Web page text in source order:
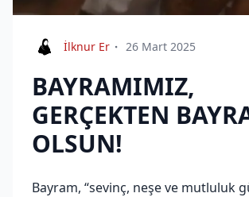
İlknur Er 26 Mart 2025
BAYRAMIMIZ,
GERÇEKTEN
OLSUN!
Bayram, “sevinç, neşe ve mutluluk